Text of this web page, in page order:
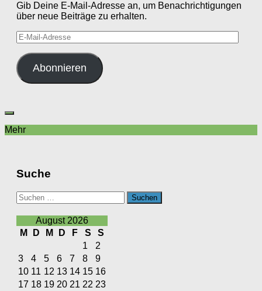
Gib Deine E-Mail-Adresse an, um Benachrichtigungen
über neue Beiträge zu erhalten.
E-
Mail-
Adresse
Abonnieren
Mehr
Suche
Suchen
nach:
August 2026
M
D M D F S
S
1
2
3
4 5 6 7 8
9
10 11 12 13 14 15 16
17 18 19 20 21 22 23